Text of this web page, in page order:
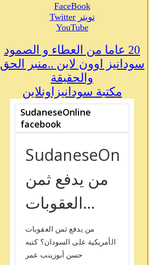
FaceBook
تويتر Twitter
YouTube
20 عاما من العطاء و الصمود
سودانيز اوون لاين ..منبر الحق
والحقيقة
مكتبة سودانيزاونلاين